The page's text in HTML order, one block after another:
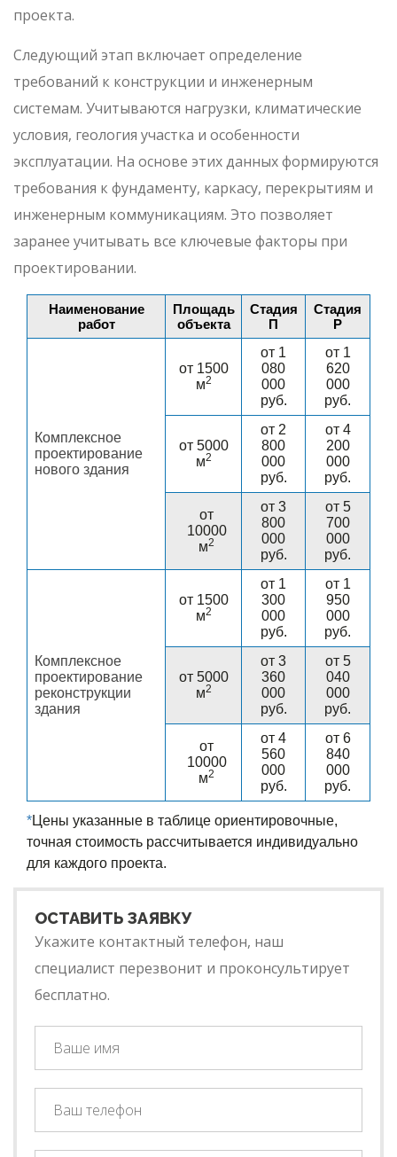
проекта.
Следующий этап включает определение
требований к конструкции и инженерным
системам. Учитываются нагрузки, климатические
условия, геология участка и особенности
эксплуатации. На основе этих данных формируются
требования к фундаменту, каркасу, перекрытиям и
инженерным коммуникациям. Это позволяет
заранее учитывать все ключевые факторы при
проектировании.
Наименование
работ
Площадь
объекта
Стадия
П
Стадия
Р
Комплексное
проектирование
нового здания
от 1500
м2
от 1
080
000
руб.
от 1
620
000
руб.
от 5000
м2
от 2
800
000
руб.
от 4
200
000
руб.
от
10000
м2
от 3
800
000
руб.
от 5
700
000
руб.
Комплексное
проектирование
реконструкции
здания
от 1500
м2
от 1
300
000
руб.
от 1
950
000
руб.
от 5000
м2
от 3
360
000
руб.
от 5
040
000
руб.
от
10000
м2
от 4
560
000
руб.
от 6
840
000
руб.
*Цены указанные в таблице ориентировочные,
точная стоимость рассчитывается индивидуально
для каждого проекта.
ОСТАВИТЬ ЗАЯВКУ
Укажите контактный телефон, наш
специалист перезвонит и проконсультирует
бесплатно.